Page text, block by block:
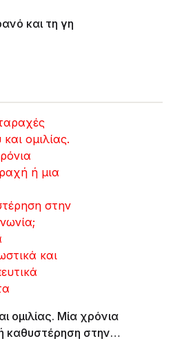
και τη γη
ομιλίας. Μία χρόνια
καθυστέρηση στην